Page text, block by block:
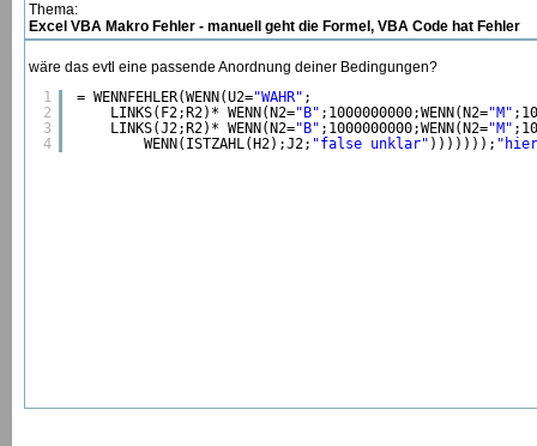
Thema:
Excel VBA Makro Fehler - manuell geht die Formel, VBA Code hat Fehler
wäre das evtl eine passende Anordnung deiner Bedingungen?
1
2
3
4
= WENNFEHLER(WENN(U2="WAHR" ;
LINKS(F2;R2)* WENN(N2="B" ;1000000000;WENN(N2="M"
LINKS(J2;R2)* WENN(N2="B" ;1000000000;WENN(N2="M"
WENN(ISTZAHL(H2);J2; "false unklar" )))))));